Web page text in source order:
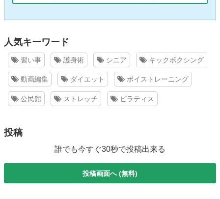
人気キーワード
習い事 護身術 シニア キックボクシング
動画編集 ダイエット ボイストレーニング
公民館 ストレッチ ピラティス
投稿
誰でも今すぐ30秒で投稿出来る
投稿画面へ (無料)